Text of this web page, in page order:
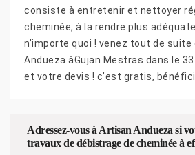
consiste à entretenir et nettoyer
cheminée, à la rendre plus
n’importe quoi ! venez tout de
Andueza àGujan Mestras dans le
et votre devis ! c’est gratis,
Adressez-vous à Artisan Andueza si
travaux de débistrage de cheminée à